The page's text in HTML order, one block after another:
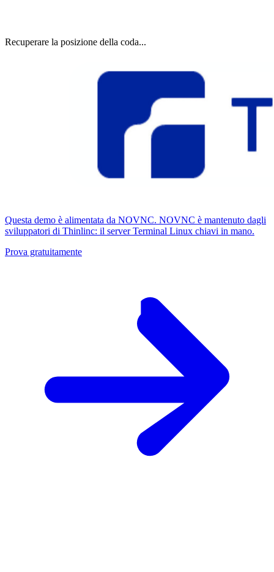
Recuperare la posizione della coda...
Questa demo è alimentata da NOVNC. NOVNC è mantenuto dagli
sviluppatori di Thinlinc: il server Terminal Linux chiavi in ​​mano.
Prova gratuitamente